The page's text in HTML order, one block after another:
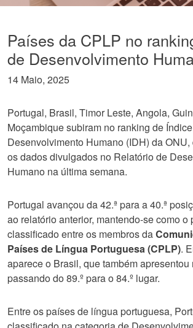
Países da CPLP no
de Desenvolvimento
14 Maio, 2025
Portugal, Brasil, Timor Leste, Angola,
Moçambique subiram no ranking de
Desenvolvimento Humano (IDH) da
os dados divulgados no Relatório de
Humano na última semana.
Portugal avançou da 42.ª para a 40.ª
ao relatório anterior, mantendo-se como o
classificado entre os membros da
Países de Língua Portuguesa (CPLP).
aparece o Brasil, que também apresentou
passando do 89.º para o 84.º lugar.
Entre os países de língua portuguesa,